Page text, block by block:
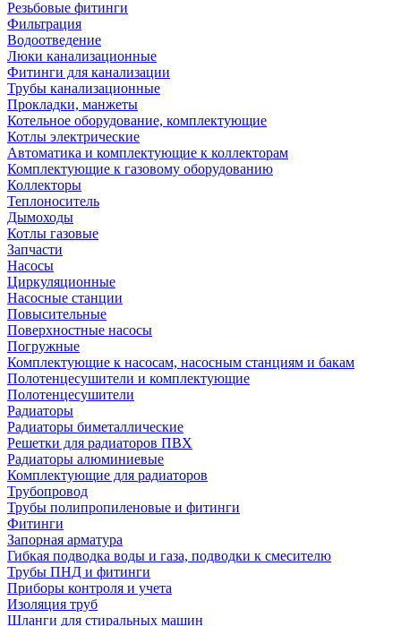
Резьбовые фитинги
Фильтрация
Водоотведение
Люки канализационные
Фитинги для канализации
Трубы канализационные
Прокладки, манжеты
Котельное оборудование, комплектующие
Котлы электрические
Автоматика и комплектующие к коллекторам
Комплектующие к газовому оборудованию
Коллекторы
Теплоноситель
Дымоходы
Котлы газовые
Запчасти
Насосы
Циркуляционные
Насосные станции
Повысительные
Поверхностные насосы
Погружные
Комплектующие к насосам, насосным станциям и бакам
Полотенцесушители и комплектующие
Полотенцесушители
Радиаторы
Радиаторы биметаллические
Решетки для радиаторов ПВХ
Радиаторы алюминиевые
Комплектующие для радиаторов
Трубопровод
Трубы полипропиленовые и фитинги
Фитинги
Запорная арматура
Гибкая подводка воды и газа, подводки к смесителю
Трубы ПНД и фитинги
Приборы контроля и учета
Изоляция труб
Шланги для стиральных машин